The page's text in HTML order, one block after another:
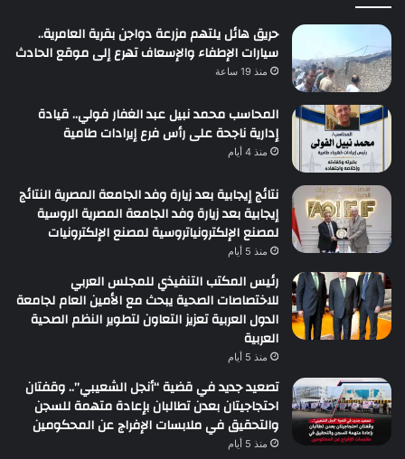
حريق هائل يلتهم مزرعة دواجن بقرية العامرية..
سيارات الإطفاء والإسعاف تهرع إلى موقع الحادث
منذ 19 ساعة
المحاسب محمد نبيل عبد الغفار فولي.. قيادة
إدارية ناجحة على رأس فرع إيرادات طامية
منذ 4 أيام
نتائج إيجابية بعد زيارة وفد الجامعة المصرية النتائج
إيجابية بعد زيارة وفد الجامعة المصرية الروسية
لمصنع الإلكترونياتروسية لمصنع الإلكترونيات
منذ 5 أيام
رئيس المكتب التنفيذي للمجلس العربي
للاختصاصات الصحية يبحث مع الأمين العام لجامعة
الدول العربية تعزيز التعاون لتطوير النظم الصحية
العربية
منذ 5 أيام
تصعيد جديد في قضية “أنجل الشعيبي”.. وقفتان
احتجاجيتان بعدن تطالبان بإعادة متهمة للسجن
والتحقيق في ملابسات الإفراج عن المحكومين
منذ 5 أيام